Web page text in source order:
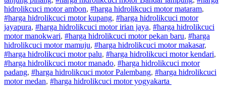
hidrolikcuci motorambon, #harga hidrolikcuci motormataram,
#harga hidrolikcuci motorkupang, #harga hidrolikcuci motor
jayapura, #harga hidrolikcuci motoririan jaya, #harga hidrolikcuci
motormanokwari, #harga hidrolikcuci motorpekan baru, #harga
hidrolikcuci motormamuju, #harga hidrolikcuci motormakasar,
#harga hidrolikcuci motorpalu, #harga hidrolikcuci motorkendari,
#harga hidrolikcuci motormanado, #harga hidrolikcuci motor
padang, #harga hidrolikcuci motorPalembang, #harga hidrolikcuci
motormedan, #harga hidrolikcuci motoryogyakarta